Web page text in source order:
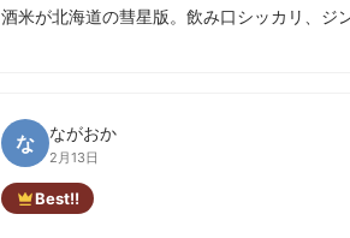
酒米が北海道の彗星版。飲み口シッカリ、ジ
な ながおか
2月13日
Best!!